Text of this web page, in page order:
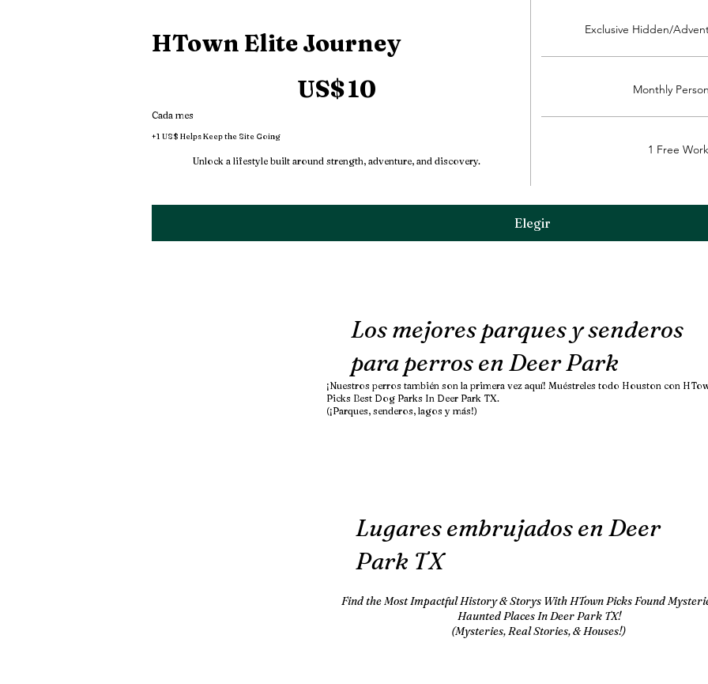
HTown Elite Journey
US$10
Cada mes
+1 US$ Helps Keep the Site Going
Unlock a lifestyle built around strength, adventure, and discovery.
Elegir
Exclusive Hidden/
Monthly
1 Free
Los mejores parques y senderos
para perros en Deer Park
¡Nuestros perros también son la primera vez aquí! Muéstreles todo Houston con
Picks Best Dog Parks In Deer Park TX.
(¡Parques, senderos, lagos y más!)
Lugares embrujados en Deer
Park TX
Find the Most Impactful History & Storys With HTown Picks Found
Haunted Places In Deer Park TX!
(Mysteries, Real Stories, & Houses!)